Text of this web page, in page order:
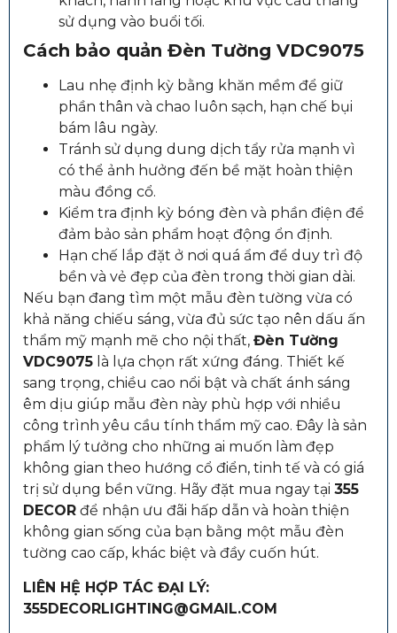
sử dụng vào buổi tối.
Cách bảo quản Đèn Tường VDC9075
Lau nhẹ định kỳ bằng khăn mềm để giữ
phần thân và chao luôn sạch, hạn chế bụi
bám lâu ngày.
Tránh sử dụng dung dịch tẩy rửa mạnh vì
có thể ảnh hưởng đến bề mặt hoàn thiện
màu đồng cổ.
Kiểm tra định kỳ bóng đèn và phần điện để
đảm bảo sản phẩm hoạt động ổn định.
Hạn chế lắp đặt ở nơi quá ẩm để duy trì độ
bền và vẻ đẹp của đèn trong thời gian dài.
Nếu bạn đang tìm một mẫu đèn tường vừa có
khả năng chiếu sáng, vừa đủ sức tạo nên dấu ấn
thẩm mỹ mạnh mẽ cho nội thất, Đèn Tường
VDC9075 là lựa chọn rất xứng đáng. Thiết kế
sang trọng, chiều cao nổi bật và chất ánh sáng
êm dịu giúp mẫu đèn này phù hợp với nhiều
công trình yêu cầu tính thẩm mỹ cao. Đây là sản
phẩm lý tưởng cho những ai muốn làm đẹp
không gian theo hướng cổ điển, tinh tế và có giá
trị sử dụng bền vững. Hãy đặt mua ngay tại 355
DECOR để nhận ưu đãi hấp dẫn và hoàn thiện
không gian sống của bạn bằng một mẫu đèn
tường cao cấp, khác biệt và đầy cuốn hút.
LIÊN HỆ HỢP TÁC ĐẠI LÝ:
355DECORLIGHTING@GMAIL.COM